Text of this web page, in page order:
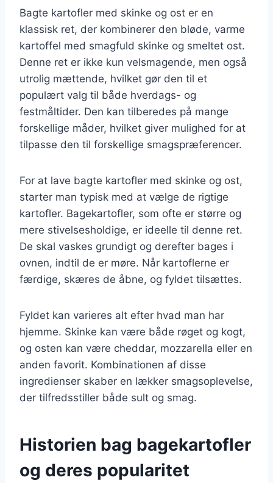
Bagte kartofler med skinke og ost er en
klassisk ret, der kombinerer den bløde, varme
kartoffel med smagfuld skinke og smeltet ost.
Denne ret er ikke kun velsmagende, men også
utrolig mættende, hvilket gør den til et
populært valg til både hverdags- og
festmåltider. Den kan tilberedes på mange
forskellige måder, hvilket giver mulighed for at
tilpasse den til forskellige smagspræferencer.
For at lave bagte kartofler med skinke og ost,
starter man typisk med at vælge de rigtige
kartofler. Bagekartofler, som ofte er større og
mere stivelsesholdige, er ideelle til denne ret.
De skal vaskes grundigt og derefter bages i
ovnen, indtil de er møre. Når kartoflerne er
færdige, skæres de åbne, og fyldet tilsættes.
Fyldet kan varieres alt efter hvad man har
hjemme. Skinke kan være både røget og kogt,
og osten kan være cheddar, mozzarella eller en
anden favorit. Kombinationen af disse
ingredienser skaber en lækker smagsoplevelse,
der tilfredsstiller både sult og smag.
Historien bag bagekartofler
og deres popularitet